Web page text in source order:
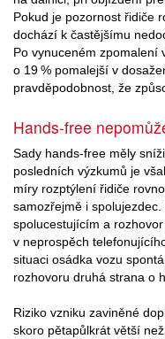
Pokud je pozornost řidiče
dochází k častějšímu
Po vynuceném zpomalení
o 19 % pomalejší v
pravděpodobnost, že
Hands-free
Sady hands-free měly
posledních výzkumů je
míry rozptýlení řidiče
samozřejmě i
spolucestujícím a
v neprospěch
situaci osádka vozu
rozhovoru druhá strana o
Riziko vzniku zaviněné
skoro pětapůlkrát větší